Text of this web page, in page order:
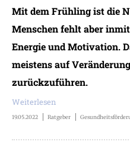
Mit dem Frühling ist die
Menschen fehlt aber
Energie und Motivation.
meistens auf
zurückzuführen.
Weiterlesen
19.05.2022 Ratgeber